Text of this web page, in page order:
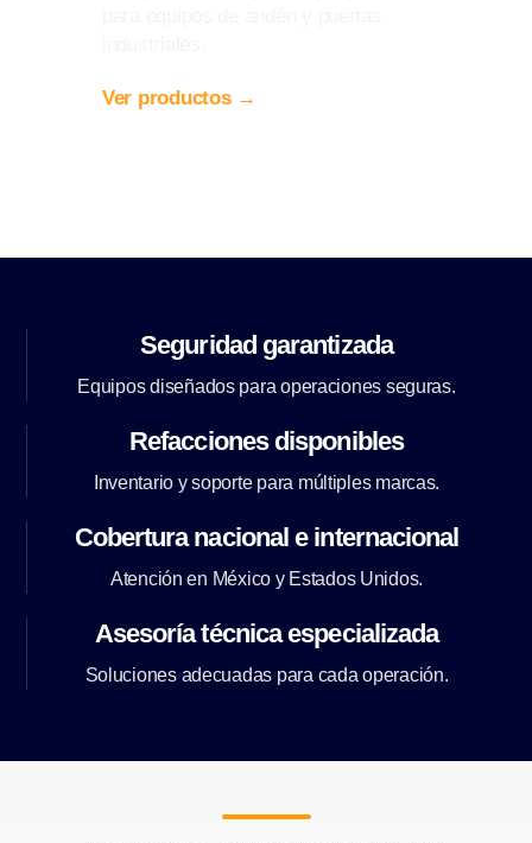
Ver productos →
Seguridad garantizada
Equipos diseñados para operaciones seguras.
Refacciones disponibles
Inventario y soporte para múltiples marcas.
Cobertura nacional e internacional
Atención en México y Estados Unidos.
Asesoría técnica especializada
Soluciones adecuadas para cada operación.